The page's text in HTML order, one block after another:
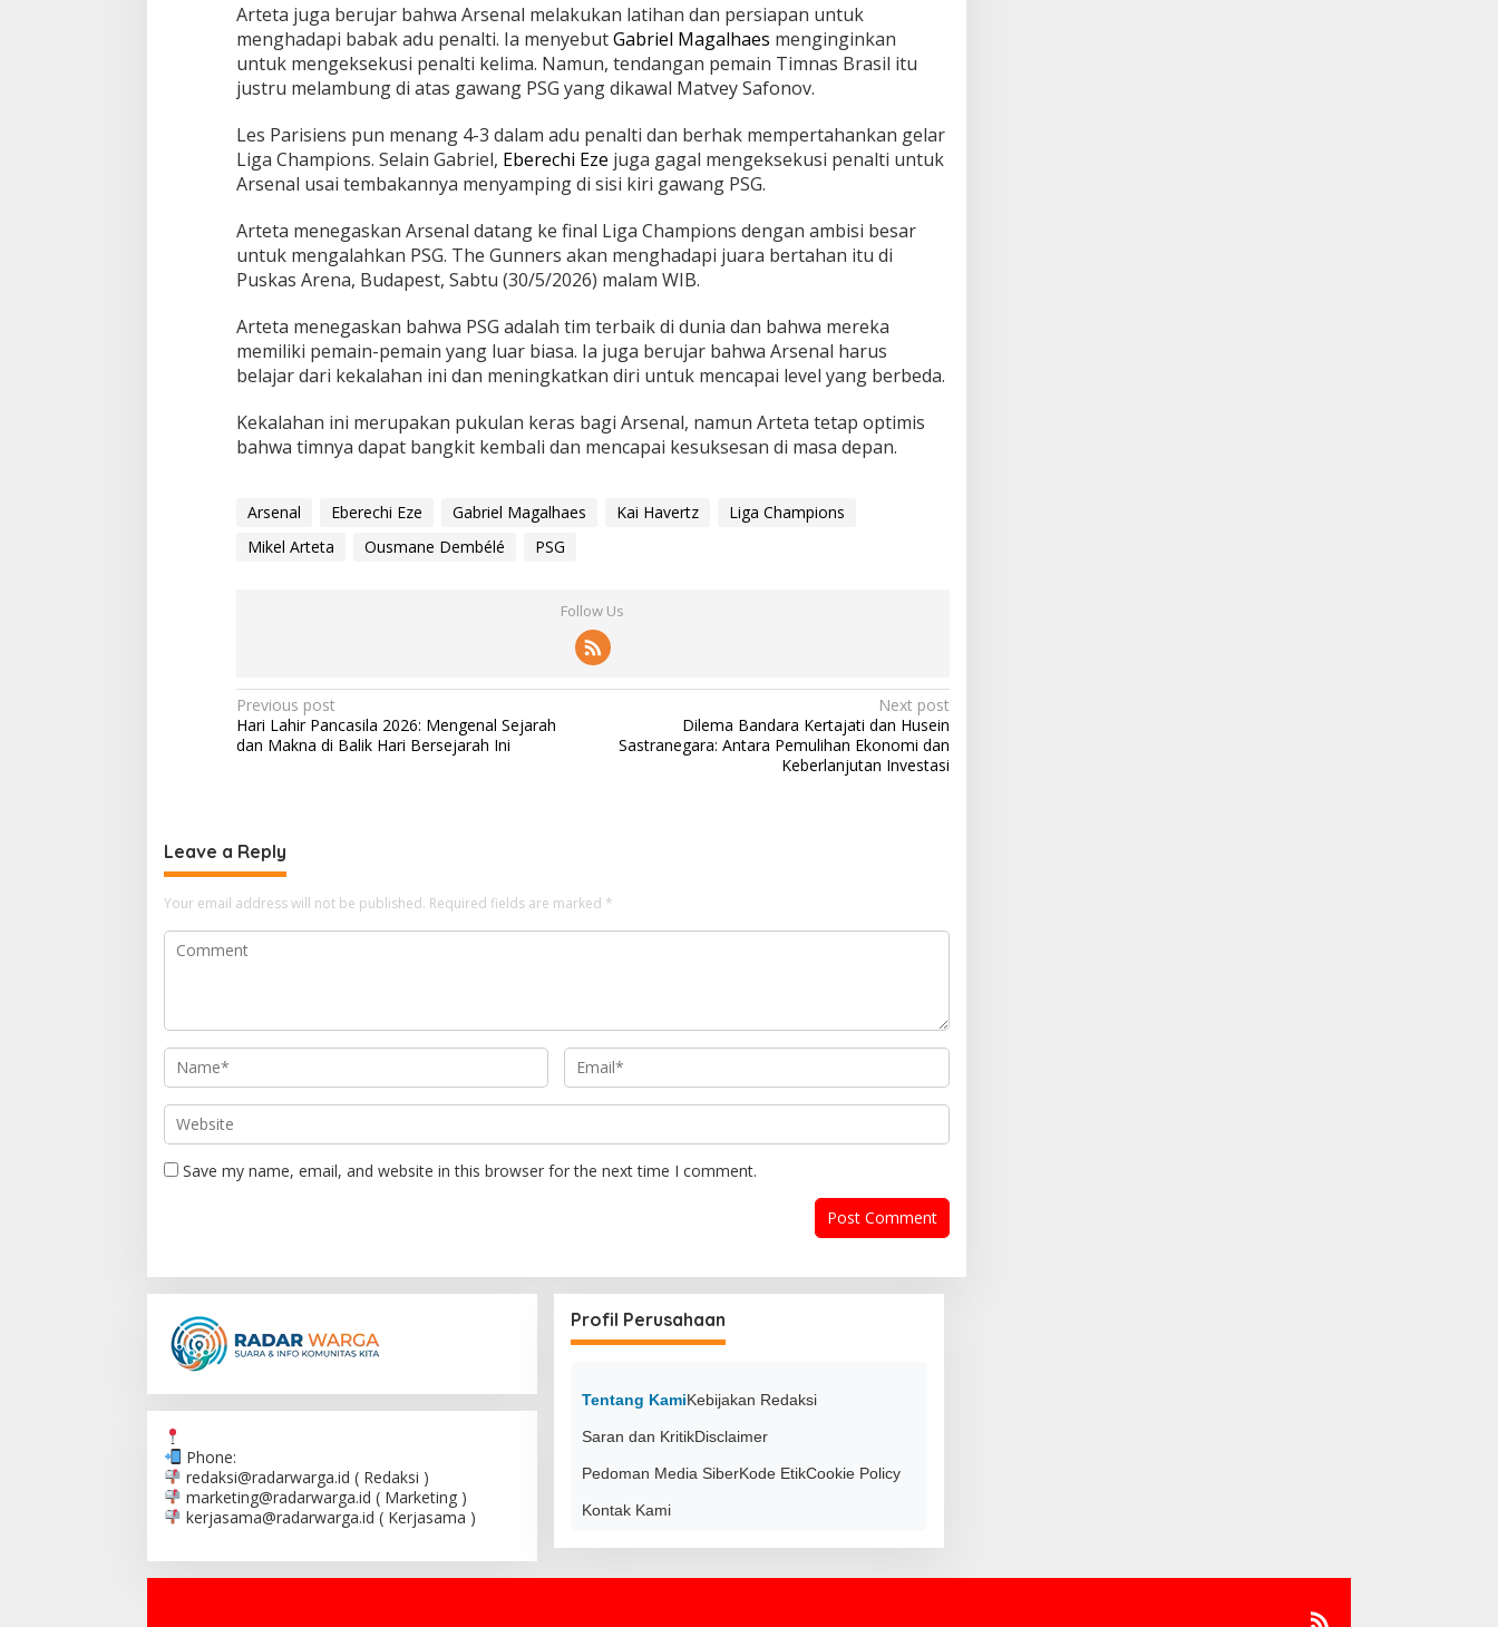
Arteta juga berujar bahwa Arsenal melakukan latihan dan persiapan untuk
menghadapi babak adu penalti. Ia menyebutGabriel Magalhaes menginginkan
untuk mengeksekusi penalti kelima. Namun, tendangan pemain Timnas Brasil itu
justru melambung di atas gawang PSG yang dikawal Matvey Safonov.
Les Parisiens pun menang 4-3 dalam adu penalti dan berhak mempertahankan gelar
Liga Champions. Selain Gabriel, Eberechi Eze juga gagal mengeksekusi penalti untuk
Arsenal usai tembakannya menyamping di sisi kiri gawang PSG.
Arteta menegaskan Arsenal datang ke final Liga Champions dengan ambisi besar
untuk mengalahkan PSG. The Gunners akan menghadapi juara bertahan itu di
Puskas Arena, Budapest, Sabtu (30/5/2026) malam WIB.
Arteta menegaskan bahwa PSG adalah tim terbaik di dunia dan bahwa mereka
memiliki pemain-pemain yang luar biasa. Ia juga berujar bahwa Arsenal harus
belajar dari kekalahan ini dan meningkatkan diri untuk mencapai level yang berbeda.
Kekalahan ini merupakan pukulan keras bagi Arsenal, namun Arteta tetap optimis
bahwa timnya dapat bangkit kembali dan mencapai kesuksesan di masa depan.
Arsenal Eberechi Eze Gabriel Magalhaes Kai Havertz
Liga Champions
Mikel Arteta
Ousmane Dembélé PSG
Follow Us
P
o
n
a
v
i
g
t
i
o
n
Previous post
Hari Lahir Pancasila 2026: Mengenal Sejarah
dan Makna di Balik Hari Bersejarah Ini
Next post
Dilema Bandara Kertajati dan Husein
Sastranegara: Antara Pemulihan Ekonomi dan
Keberlanjutan Investasi
Leave a Reply
Your email address will not be published. Required fields are marked *
Save my name, email, and website in this browser for the next time I comment.
Phone:
redaksi@radarwarga.id ( Redaksi )
marketing@radarwarga.id ( Marketing )
kerjasama@radarwarga.id ( Kerjasama )
Profil Perusahaan
Tentang KamiKebijakan Redaksi
Saran dan KritikDisclaimer
Pedoman Media SiberKode EtikCookie Policy
Kontak Kami